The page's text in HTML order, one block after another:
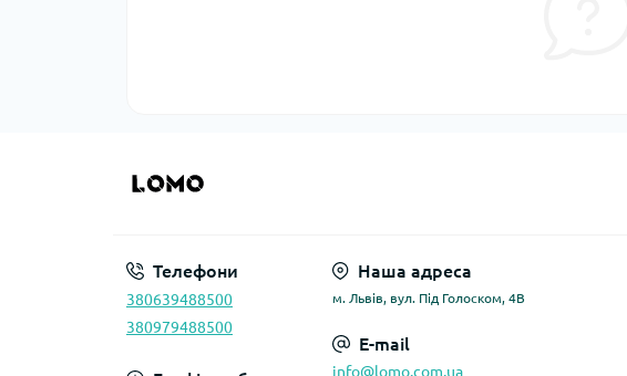
Телефони
380639488500
380979488500
Наша адреса
м. Львів, вул. Під Голоском, 4В
E-mail
info@lomo.com.ua